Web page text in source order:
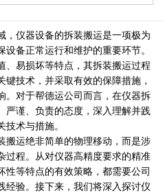
，仪器设备的拆装搬运是一项极为
备正常运行和维护的重要环节。
、易损坏等特点，其拆装搬运过程
技术，并采取有效的保障措施，
。对于帮德运公司而言，在仪器拆
严谨、负责的态度，深入理解并践
术与措施。
搬运绝非简单的物理移动，而是涉
过程。从对仪器高精度要求的精准
等特点的有效策略，都需要公司
经验。接下来，我们将深入探讨仪